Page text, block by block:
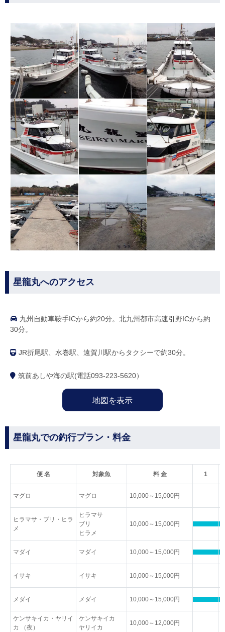
星龍丸へのアクセス
九州自動車鞍手ICから約20分。北九州都市高速引野ICから約
30分。
JR折尾駅、水巻駅、遠賀川駅からタクシーで約30分。
筑前あしや海の駅(電話093-223-5620）
地図を表示
星龍丸での釣行プラン・料金
便 名 対象魚 料 金 1
マグロ マグロ 10,000～15,000円
ヒラマサ・ブリ・ヒラ
メ
ヒラマサ
ブリ
ヒラメ
10,000～15,000円
マダイ マダイ 10,000～15,000円
イサキ イサキ 10,000～15,000円
メダイ メダイ 10,000～15,000円
ケンサキイカ・ヤリイ
カ （夜）
ケンサキイカ
ヤリイカ
10,000～12,000円